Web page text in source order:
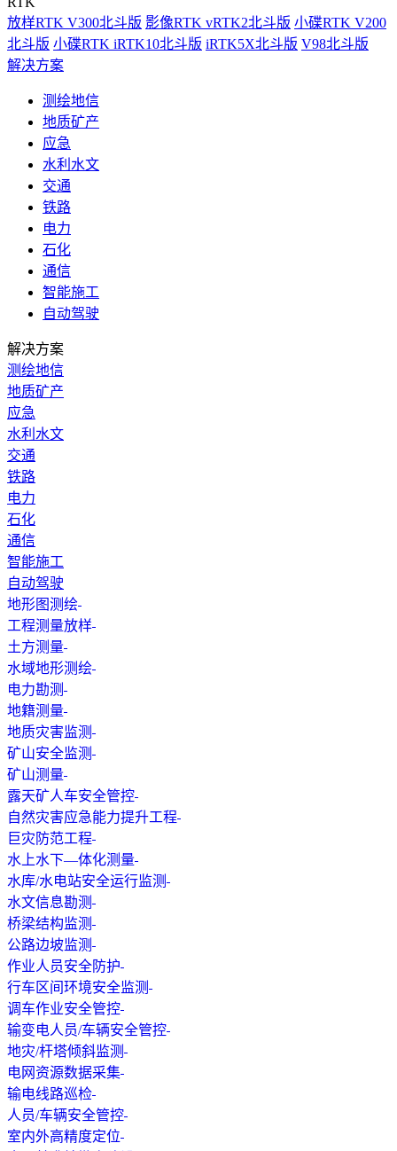
放样RTK V300北斗版 影像RTK vRTK2北斗版 小碟RTK V200
北斗版 小碟RTK iRTK10北斗版 iRTK5X北斗版 V98北斗版
解决方案
测绘地信
地质矿产
应急
水利水文
交通
铁路
电力
石化
通信
智能施工
自动驾驶
解决方案
测绘地信
地质矿产
应急
水利水文
交通
铁路
电力
石化
通信
智能施工
自动驾驶
地形图测绘
工程测量放样
土方测量
水域地形测绘
电力勘测
地籍测量
地质灾害监测
矿山安全监测
矿山测量
露天矿人车安全管控
自然灾害应急能力提升工程
巨灾防范工程
水上水下—体化测量
水库/水电站安全运行监测
水文信息勘测
桥梁结构监测
公路边坡监测
作业人员安全防护
行车区间环境安全监测
调车作业安全管控
输变电人员/车辆安全管控
地灾/杆塔倾斜监测
电网资源数据采集
输电线路巡检
人员/车辆安全管控
室内外高精度定位